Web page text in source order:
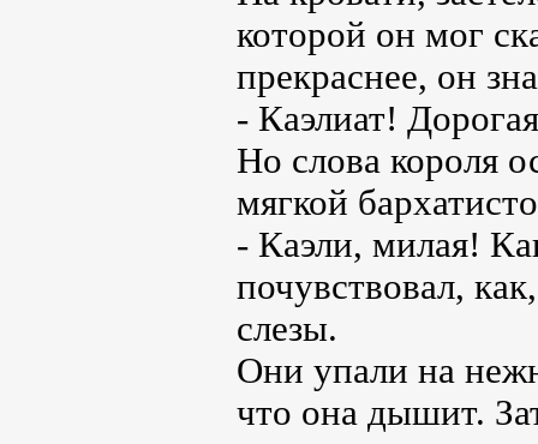
которой он мог
прекраснее, он
- Каэлиат!
Но слова короля
мягкой
- Каэли, милая!
почувствовал,
слезы.
Они упали на
что она дышит.